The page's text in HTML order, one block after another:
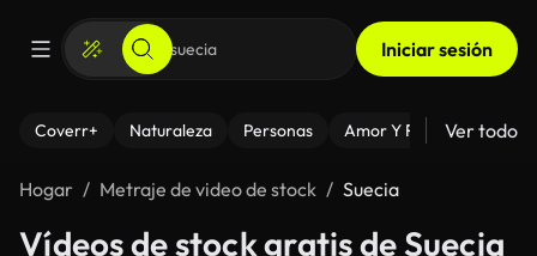
Iniciar sesión
Coverr+ Naturaleza Personas Amor Y Relaciones
Ver todo
Hogar Metraje de video de stock Suecia
Vídeos de stock gratis de Suecia